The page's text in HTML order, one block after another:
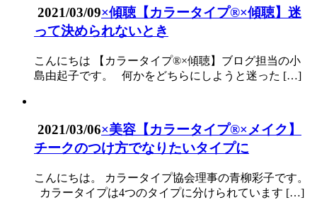
2021/03/09×傾聴­【カラータイプ®×傾聴】迷
って決められないとき
こんにちは 【カラータイプ®︎×傾聴】ブログ担当の小
島由起子です。 何かをどちらにしようと迷った […]
2021/03/06×美容 【カラータイプ®️×メイク】
チークのつけ方でなりたいタイプに
こんにちは。 カラータイプ協会理事の青柳彩子です。
カラータイプは4つのタイプに分けられています […]